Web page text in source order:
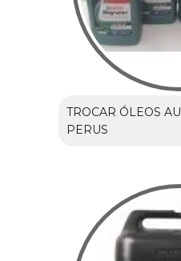
TROCAR ÓLEOS
PERUS